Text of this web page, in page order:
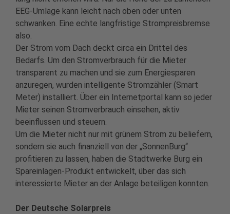
EEG-Umlage kann leicht nach oben oder unten
schwanken. Eine echte langfristige Strompreisbremse
also.
Der Strom vom Dach deckt circa ein Drittel des
Bedarfs. Um den Stromverbrauch für die Mieter
transparent zu machen und sie zum Energiesparen
anzuregen, wurden intelligente Stromzähler (Smart
Meter) installiert. Über ein Internetportal kann so jeder
Mieter seinen Stromverbrauch einsehen, aktiv
beeinflussen und steuern.
Um die Mieter nicht nur mit grünem Strom zu beliefern,
sondern sie auch finanziell von der „SonnenBurg“
profitieren zu lassen, haben die Stadtwerke Burg ein
Spareinlagen-Produkt entwickelt, über das sich
interessierte Mieter an der Anlage beteiligen konnten.
Der Deutsche Solarpreis